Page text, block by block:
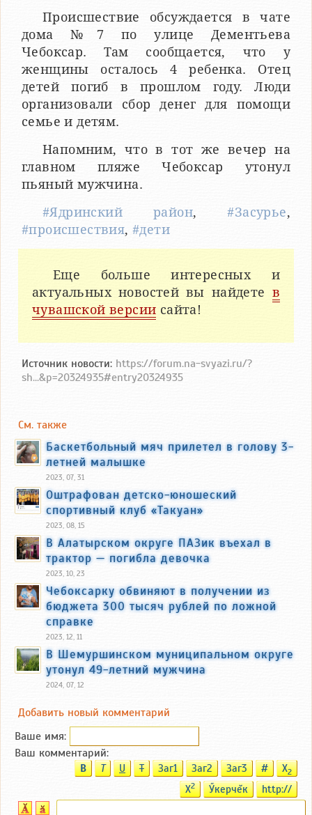
Происшествие обсуждается в чате
дома №7 по улице Дементьева
Чебоксар. Там сообщается, что у
женщины осталось 4 ребенка. Отец
детей погиб в прошлом году. Люди
организовали сбор денег для помощи
семье и детям.
Напомним, что в тот же вечер на
главном пляже Чебоксар утонул
пьяный мужчина.
#Ядринский район,#Засурье,
#происшествия,#дети
Еще больше интересных и
актуальных новостей вы найдете в
чувашской версии сайта!
Источник новости: https://forum.na-svyazi.ru/?
sh...&p=20324935#entry20324935
См. также
Баскетбольный мяч прилетел в голову 3-
летней малышке
2023, 07, 31
Оштрафован детско-юношеский
спортивный клуб «Такуан»
2023, 08, 15
В Алатырском округе ПАЗик въехал в
трактор — погибла девочка
2023, 10, 23
Чебоксарку обвиняют в получении из
бюджета 300 тысяч рублей по ложной
справке
2023, 12, 11
В Шемуршинском муниципальном округе
утонул 49-летний мужчина
2024, 07, 12
Добавить новый комментарий
Ваше имя:
Ваш комментарий:
B T U T Заг1 Заг2 Заг3 # X2
X2 Ӳкерчĕк http://